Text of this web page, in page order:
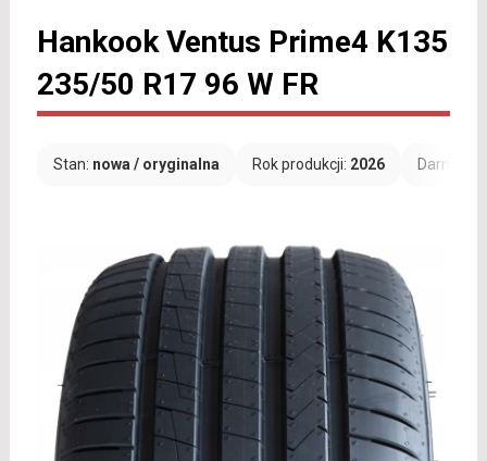
Hankook Ventus Prime4 K135
235/50 R17 96 W FR
Stan: nowa / oryginalna Rok produkcji: 2026